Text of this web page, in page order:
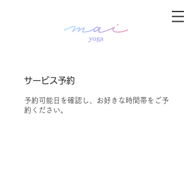
サービス予約
予約可能日を確認し、お好きな時間帯をご予
約ください。